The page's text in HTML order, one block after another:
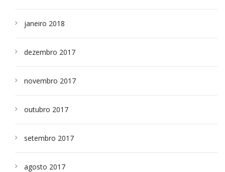
janeiro 2018
dezembro 2017
novembro 2017
outubro 2017
setembro 2017
agosto 2017